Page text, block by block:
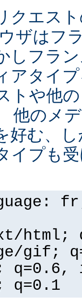
クエス
ザはフ
しフラ
アタイ
トや他
他のメ
好む、
イプも
html;
gif;
q=0.6,
q=0.1